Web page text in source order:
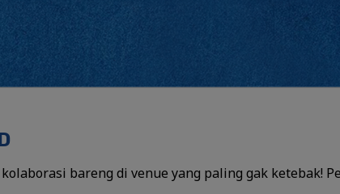
bareng di venue yang paling gak ketebak!